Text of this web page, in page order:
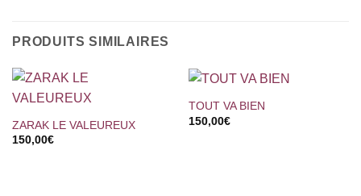
PRODUITS SIMILAIRES
ZARAK LE VALEUREUX
150,00€
TOUT VA BIEN
150,00€